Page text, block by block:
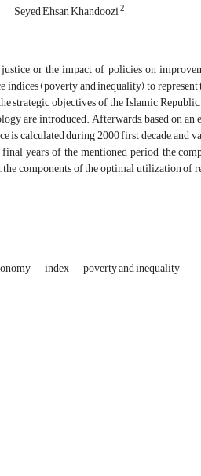
Seyed Ehsan Khandoozi2
or the impact of policies on
(poverty and inequality) to
strategic objectives of the Islamic
are introduced. Afterwards, based on
is calculated during 2000 first decade,
years of the mentioned period, the
components of the optimal utilization of
index poverty and inequality